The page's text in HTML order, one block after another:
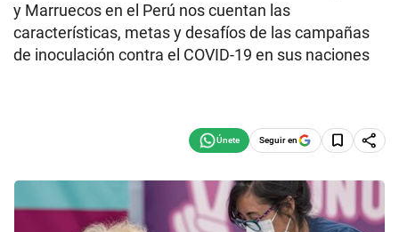
y Marruecos en el Perú nos cuentan las
características, metas y desafíos de las campañas
de inoculación contra el COVID-19 en sus naciones
Seguir en